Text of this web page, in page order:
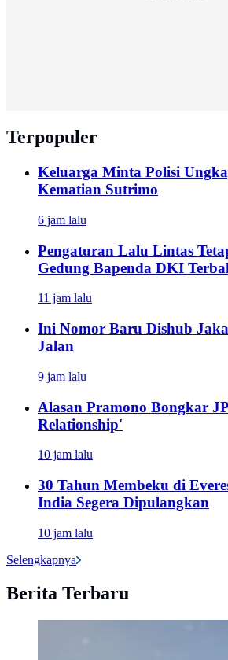
Terpopuler
Keluarga Minta Polisi
Kematian Sutrimo
6 jam lalu
Pengaturan Lalu Lintas
Gedung Bapenda DKI
11 jam lalu
Ini Nomor Baru Dishub
Jalan
9 jam lalu
Alasan Pramono Bongkar
Relationship'
10 jam lalu
30 Tahun Membeku di
India Segera Dipulangkan
10 jam lalu
Selengkapnya
Berita Terbaru